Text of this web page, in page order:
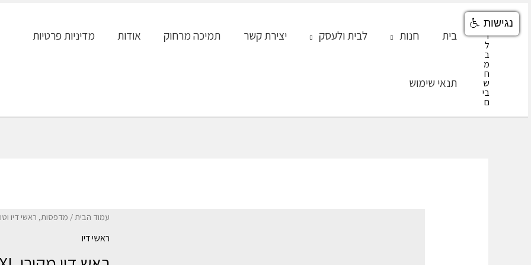
דילוג
בית חנות לבית ולעסק יצירת קשר תמיכה מרחוק אודות מדיניות פרטיות
תנאי שימוש
עמוד הבית/ מדפסות, ראשי דיו
ראשי דיו
נגישות